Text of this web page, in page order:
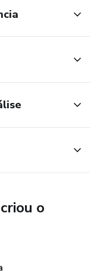
o